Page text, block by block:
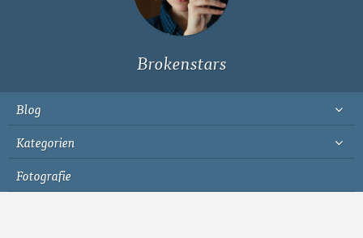
Köln
Brokenstars
Blog
Kategorien
Fotografie